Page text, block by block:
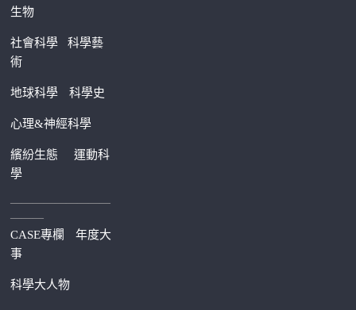
生物
社會科學科學藝
術
地球科學 科學史
心理&神經科學
繽紛生態運動科
學
—————————
———
CASE專欄
年度大
事
科學大人物